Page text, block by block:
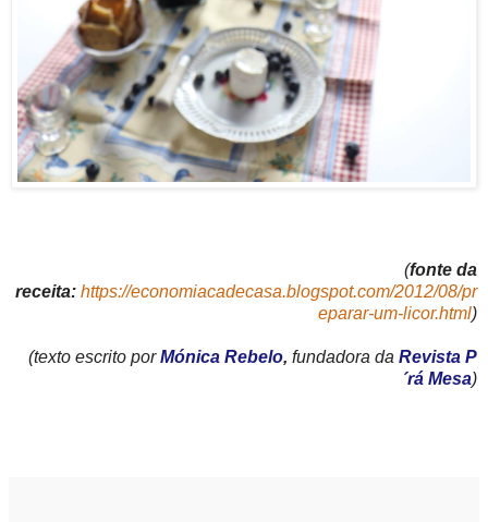
(fonte da
receita: https://economiacadecasa.blogspot.com/2012/08/pr
eparar-um-licor.html)
(texto escrito porMónica Rebelo, fundadora da Revista P
´rá Mesa)